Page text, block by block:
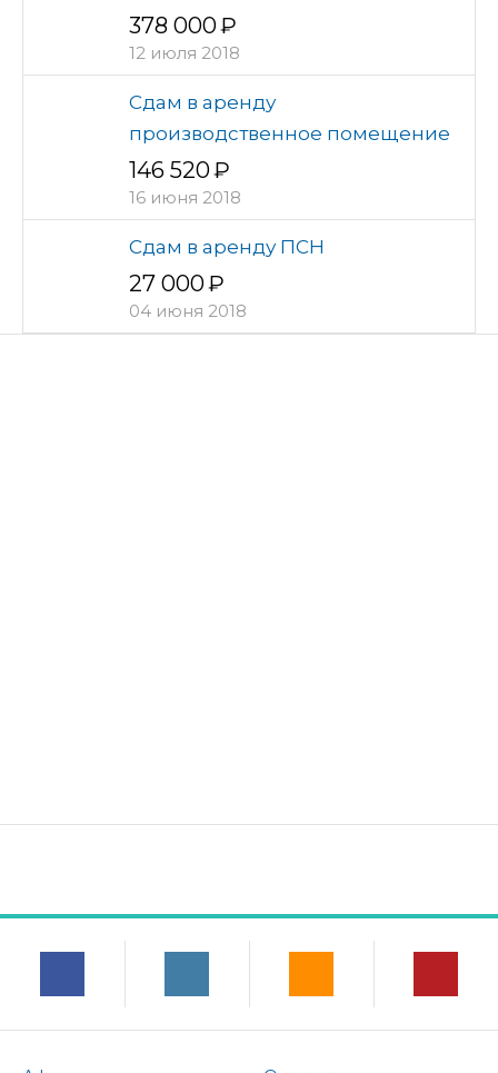
378 000
12 июля 2018
Сдам в аренду
производственное помещение
146 520
16 июня 2018
Сдам в аренду ПСН
27 000
04 июня 2018